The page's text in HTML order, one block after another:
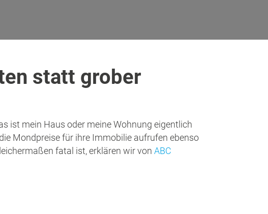
statt grober
ist mein Haus oder meine Wohnung eigentlich
Mondpreise für ihre Immobilie aufrufen ebenso
fatal ist, erklären wir von ABC